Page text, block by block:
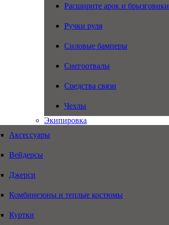
Расширите арок и брызговики
Ручки руля
Силовые бамперы
Снегоотвалы
Средства связи
Чехлы
Экипировка
Аксессуары
Вейдерсы
Джерси
Комбинезоны и теплые костюмы
Куртки